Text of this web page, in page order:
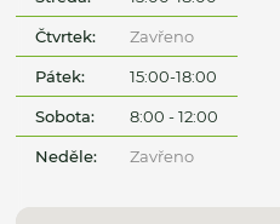
Čtvrtek: Zavřeno
Pátek: 15:00-18:00
Sobota: 8:00 - 12:00
Neděle: Zavřeno